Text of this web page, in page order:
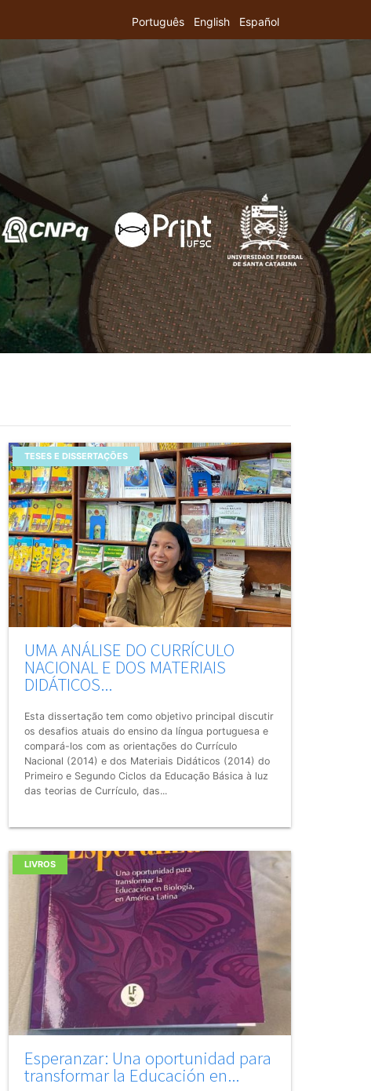
Português English Español
TESES E DISSERTAÇÕES
UMA ANÁLISE DO CURRÍCULO
NACIONAL E DOS MATERIAIS
DIDÁTICOS...
Esta dissertação tem como objetivo principal discutir
os desafios atuais do ensino da língua portuguesa e
compará-los com as orientações do Currículo
Nacional (2014) e dos Materiais Didáticos (2014) do
Primeiro e Segundo Ciclos da Educação Básica à luz
das teorias de Currículo, das...
LIVROS
Esperanzar: Una oportunidad para
transformar la Educación en...